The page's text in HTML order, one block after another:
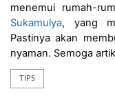
menemui rumah-
Sukamulya, yang
Pastinya akan
nyaman. Semoga
TIPS